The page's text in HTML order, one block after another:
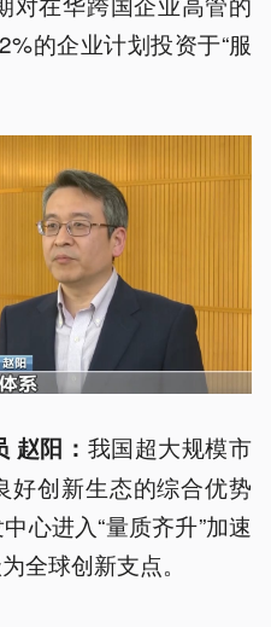
的企业计划投资于“服
赵阳： 我国超大规模市
好创新生态的综合优势
心进入“量质齐升”加速
全球创新支点。